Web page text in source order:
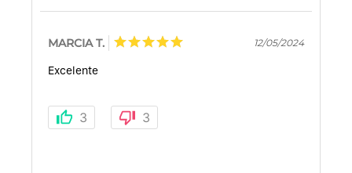
MARCIA T. 12/05/2024
Excelente
3 3